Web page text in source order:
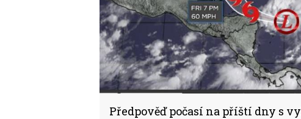
Předpověď počasí na příští dny s